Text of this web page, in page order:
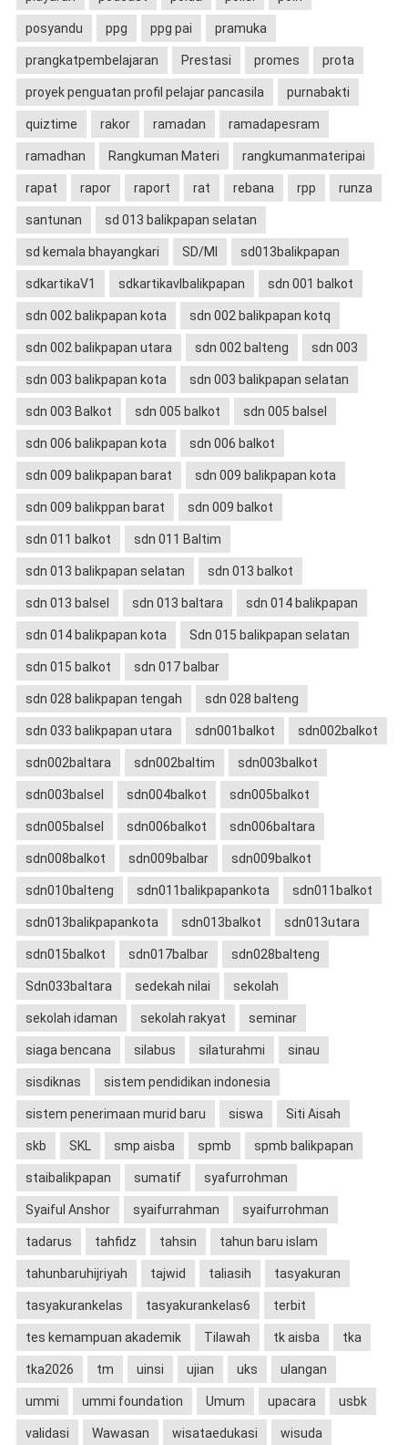
posyandu ppg ppg pai pramuka
prangkatpembelajaran Prestasi promes prota
proyek penguatan profil pelajar pancasila purnabakti
quiztime rakor ramadan ramadapesram
ramadhan Rangkuman Materi rangkumanmateripai
rapat rapor raport rat rebana rpp runza
santunan sd 013 balikpapan selatan
sd kemala bhayangkari SD/MI sd013balikpapan
sdkartikaV1 sdkartikavIbalikpapan sdn 001 balkot
sdn 002 balikpapan kota sdn 002 balikpapan kotq
sdn 002 balikpapan utara sdn 002 balteng sdn 003
sdn 003 balikpapan kota sdn 003 balikpapan selatan
sdn 003 Balkot sdn 005 balkot sdn 005 balsel
sdn 006 balikpapan kota sdn 006 balkot
sdn 009 balikpapan barat sdn 009 balikpapan kota
sdn 009 balikppan barat sdn 009 balkot
sdn 011 balkot sdn 011 Baltim
sdn 013 balikpapan selatan sdn 013 balkot
sdn 013 balsel sdn 013 baltara sdn 014 balikpapan
sdn 014 balikpapan kota Sdn 015 balikpapan selatan
sdn 015 balkot sdn 017 balbar
sdn 028 balikpapan tengah sdn 028 balteng
sdn 033 balikpapan utara sdn001balkot sdn002balkot
sdn002baltara sdn002baltim sdn003balkot
sdn003balsel sdn004balkot sdn005balkot
sdn005balsel sdn006balkot sdn006baltara
sdn008balkot sdn009balbar sdn009balkot
sdn010balteng sdn011balikpapankota sdn011balkot
sdn013balikpapankota sdn013balkot sdn013utara
sdn015balkot sdn017balbar sdn028balteng
Sdn033baltara sedekah nilai sekolah
sekolah idaman sekolah rakyat seminar
siaga bencana silabus silaturahmi sinau
sisdiknas sistem pendidikan indonesia
sistem penerimaan murid baru siswa Siti Aisah
skb SKL smp aisba spmb spmb balikpapan
staibalikpapan sumatif syafurrohman
Syaiful Anshor syaifurrahman syaifurrohman
tadarus tahfidz tahsin tahun baru islam
tahunbaruhijriyah tajwid taliasih tasyakuran
tasyakurankelas tasyakurankelas6 terbit
tes kemampuan akademik Tilawah tk aisba tka
tka2026 tm uinsi ujian uks ulangan
ummi ummi foundation Umum upacara usbk
validasi Wawasan wisataedukasi wisuda